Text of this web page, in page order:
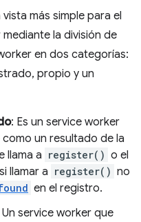
más simple para el
la división de
en dos categorías:
propio y un
: Es un service worker
un resultado de la
llama a register() o el
llamar a register() no
en el registro.
Un service worker que